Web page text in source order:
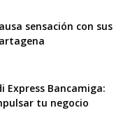
sensación con sus
Express Bancamiga:
tu negocio